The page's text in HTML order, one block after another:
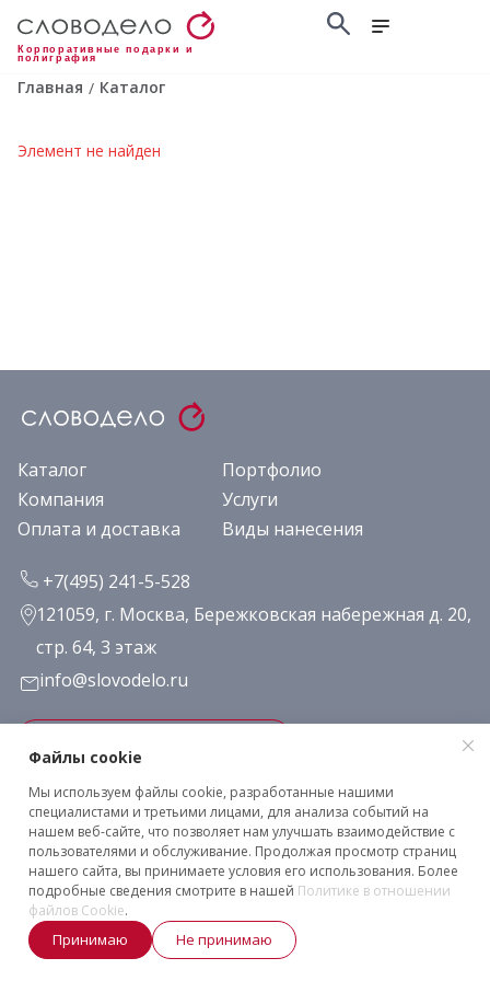
Корпоративные подарки и
полиграфия
Главная / Каталог
Элемент не найден
Каталог
Портфолио
Компания
Услуги
Оплата и доставка
Виды нанесения
+7(495) 241-5-528
121059, г. Москва, Бережковская набережная д. 20,
стр. 64, 3 этаж
info@slovodelo.ru
Заказать звонок
Подписаться на рассылку
Клиентское соглашение
Политика конфиденциальности
2026 © «Словодело». Все права защищены
Файлы cookie
Мы используем файлы cookie, разработанные нашими
специалистами и третьими лицами, для анализа событий на
нашем веб-сайте, что позволяет нам улучшать взаимодействие с
пользователями и обслуживание. Продолжая просмотр страниц
нашего сайта, вы принимаете условия его использования. Более
подробные сведения смотрите в нашей Политике в отношении
файлов Cookie.
Принимаю Не принимаю